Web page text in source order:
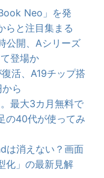
Neo」を発
と注目集まる
公開、Aシリーズ
登場か
活、A19チップ搭
ら
最大3カ月無料で
の40代が使ってみ
は消えない？画面
化」の最新見解